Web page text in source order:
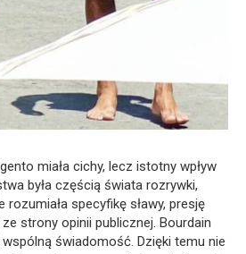
miała cichy, lecz istotny wpływ
była częścią świata rozrywki,
specyfikę sławy, presję
strony opinii publicznej. Bourdain
świadomość. Dzięki temu nie